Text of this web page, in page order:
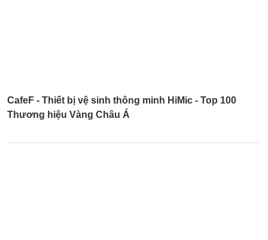
CafeF - Thiết bị vệ sinh thông minh HiMic - Top 100
Thương hiệu Vàng Châu Á